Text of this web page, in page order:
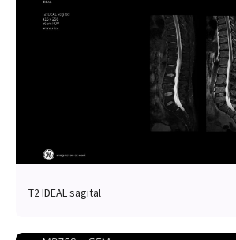
T2 IDEAL sagital